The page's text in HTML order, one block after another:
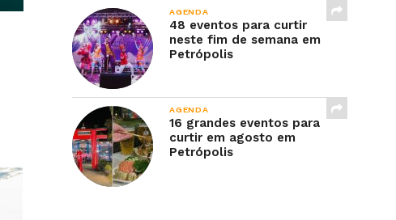
AGENDA
48 eventos para curtir
neste fim de semana em
Petrópolis
AGENDA
16 grandes eventos para
curtir em agosto em
Petrópolis